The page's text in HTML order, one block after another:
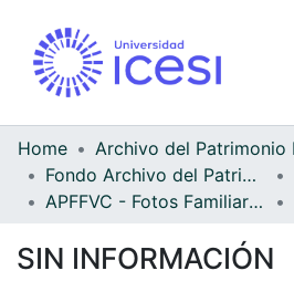
Home
Fondo Archivo del Patrimonio Fotográfico y Fílmico del Valle del Cauca
APFFVC - Fotos Familiares - Patrimonial
SIN INFORMACIÓN